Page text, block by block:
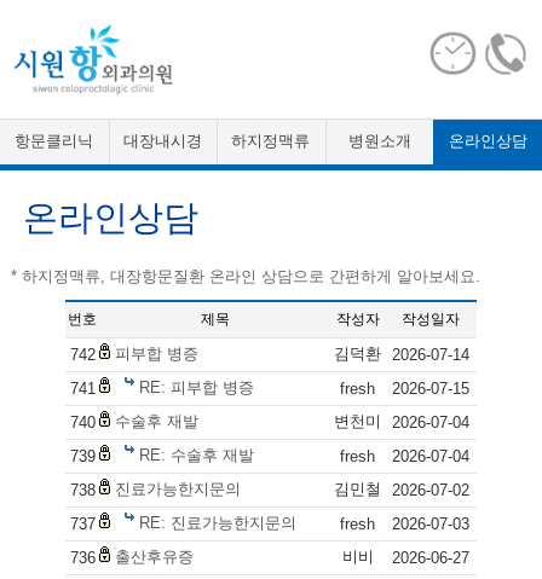
항문클리닉 대장내시경 하지정맥류 병원소개 온라인상담
온라인상담
* 하지정맥류, 대장항문질환 온라인 상담으로 간편하게 알아보세요.
번호 제목 작성자 작성일자
742 피부합 병증 김덕환
2026-07-14
741
RE: 피부합 병증 fresh
2026-07-15
740
수술후 재발 변천미
2026-07-04
739
RE: 수술후 재발 fresh
2026-07-04
738
진료가능한지문의 김민철
2026-07-02
737
RE: 진료가능한지문의 fresh
2026-07-03
736
출산후유증 비비
2026-06-27